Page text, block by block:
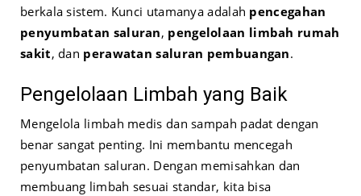
berkala sistem. Kunci utamanya adalah pencegahan
penyumbatan saluran, pengelolaan limbah rumah
sakit, dan perawatan saluran pembuangan.
Pengelolaan Limbah yang Baik
Mengelola limbah medis dan sampah padat dengan
benar sangat penting. Ini membantu mencegah
penyumbatan saluran. Dengan memisahkan dan
membuang limbah sesuai standar, kita bisa